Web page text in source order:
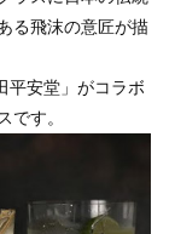
る飛沫の意匠が描
平安堂」がコラボ
です。